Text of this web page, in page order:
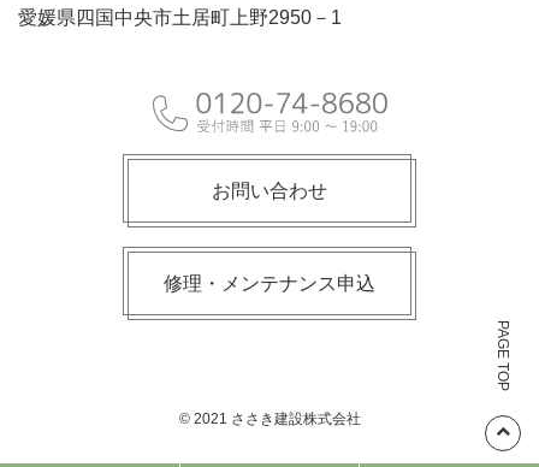
PAGE TOP
愛媛県四国中央市土居町上野2950－1
お問い合わせ
修理・メンテナンス申込
© 2021 ささき建設株式会社